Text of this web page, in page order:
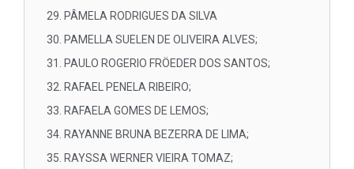
PÂMELA RODRIGUES DA SILVA
PAMELLA SUELEN DE OLIVEIRA ALVES;
PAULO ROGERIO FRÖEDER DOS SANTOS;
RAFAEL PENELA RIBEIRO;
RAFAELA GOMES DE LEMOS;
RAYANNE BRUNA BEZERRA DE LIMA;
RAYSSA WERNER VIEIRA TOMAZ;